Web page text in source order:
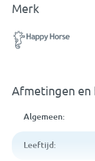
Eigenschappen:
Happy Horse Knuffel
Afmetingen: 32 cm
Geschikt voor
Merk
Afmetingen en
Algemeen:
Leeftijd: